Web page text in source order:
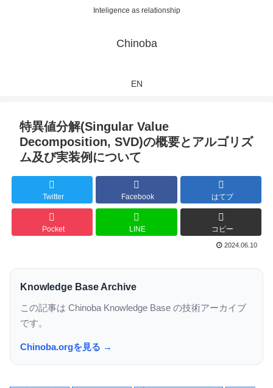
Inteligence as relationship
Chinoba
EN
特異値分解(Singular Value
Decomposition, SVD)の概要とアルゴリズ
ム及び実装例について
Twitter Facebook はてブ
Pocket LINE コピー
2024.06.10
Knowledge Base Archive
この記事は Chinoba Knowledge Base の技術アーカイブ
です。
Chinoba.orgを見る →